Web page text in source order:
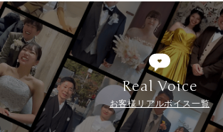
Real Voice
お客様リアルボイス一覧